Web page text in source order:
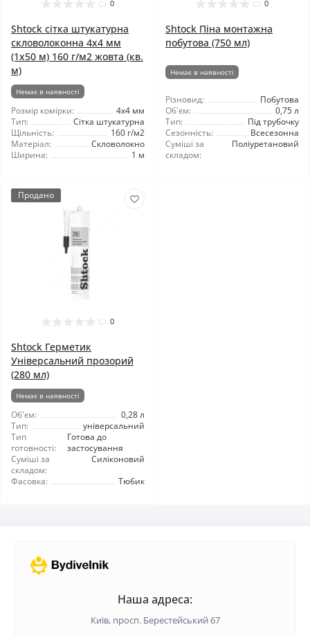
0
Shtock сітка штукатурна
скловолоконна 4x4 мм
(1x50 м) 160 г/м2 жовта (кв.
м)
Немає в наявності
Розмір комірки:
4x4 мм
Тип:
Сітка штукатурна
Щільність:
160 г/м2
Матеріал:
Скловолокно
Ширина:
1 м
0
Shtock Піна монтажна
побутова (750 мл)
Немає в наявності
Різновид:
Побутова
Об'єм:
0,75 л
Тип:
Під трубочку
Сезонність:
Всесезонна
Суміші за
складом:
Поліуретановий
Продано
0
Shtock Герметик
Універсальний прозорий
(280 мл)
Немає в наявності
Об'єм:
0,28 л
Тип:
універсальний
Тип
готовності:
Готова до
застосування
Суміші за
складом:
Силіконовий
Фасовка:
Тюбик
Наша адреса:
Київ, просп. Берестейський 67